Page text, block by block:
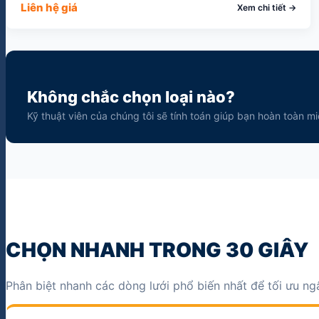
Liên hệ giá Xem chi tiết →
Không chắc chọn loại nào?
Kỹ thuật viên của chúng tôi sẽ tính toán giúp bạn hoàn toàn
CHỌN NHANH TRONG 30 GIÂY
Phân biệt nhanh các dòng lưới phổ biến nhất để tối ưu